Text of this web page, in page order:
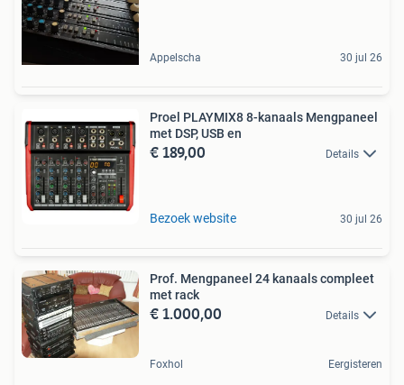
Appelscha 30 jul 26
Proel PLAYMIX8 8-kanaals Mengpaneel
met DSP, USB en
€ 189,00 Details
Bezoek website 30 jul 26
Prof. Mengpaneel 24 kanaals compleet
met rack
€ 1.000,00 Details
Foxhol Eergisteren